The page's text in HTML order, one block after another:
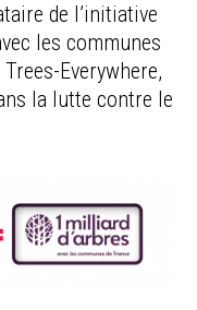
de l’initiative
les communes
Everywhere,
la lutte contre le